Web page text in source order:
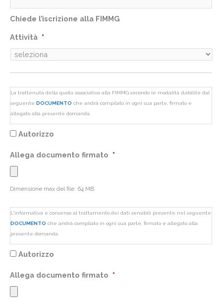
Chiede l’iscr izione alla FIMMG
Attività *
La trattenuta della quota associativa alla FIMMG secondo le modalità stabilite dal
seguente DOCUMENTO che andrà compilato in ogni sua parte, firmato e
allegato alla presente domanda.
Autorizzo
Allega documento firmato *
Dimensione max del file: 64 MB.
L'informativa e consenso al trattamento dei dati sensibili presente nel seguente
DOCUMENTO che andrà compilato in ogni sua parte, firmato e allegato alla
presente domanda.
Autorizzo
Allega documento firmato *